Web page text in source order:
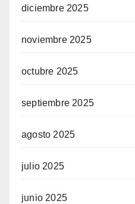
diciembre 2025
noviembre 2025
octubre 2025
septiembre 2025
agosto 2025
julio 2025
junio 2025